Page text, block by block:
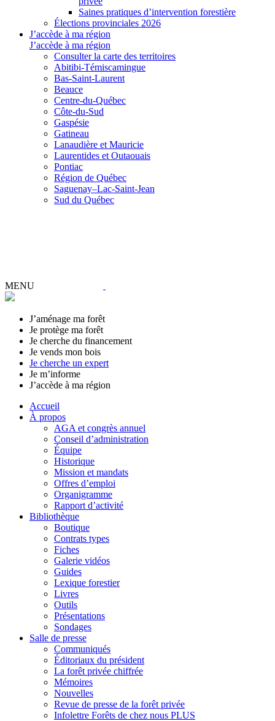
Saines pratiques d’intervention forestière
Élections provinciales 2026
J’accède à ma région
J’accède à ma région
Consulter la carte des territoires
Abitibi-Témiscamingue
Bas-Saint-Laurent
Beauce
Centre-du-Québec
Côte-du-Sud
Gaspésie
Gatineau
Lanaudière et Mauricie
Laurentides et Outaouais
Pontiac
Région de Québec
Saguenay–Lac-Saint-Jean
Sud du Québec
MENU
J’aménage ma forêt
Je protège ma forêt
Je cherche du financement
Je vends mon bois
Je cherche un expert
Je m’informe
J’accède à ma région
Accueil
À propos
AGA et congrès annuel
Conseil d’administration
Équipe
Historique
Mission et mandats
Offres d’emploi
Organigramme
Rapport d’activité
Bibliothèque
Boutique
Contrats types
Fiches
Galerie vidéos
Guides
Lexique forestier
Livres
Outils
Présentations
Sondages
Salle de presse
Communiqués
Éditoriaux du président
La forêt privée chiffrée
Mémoires
Nouvelles
Revue de presse de la forêt privée
Infolettre Forêts de chez nous PLUS